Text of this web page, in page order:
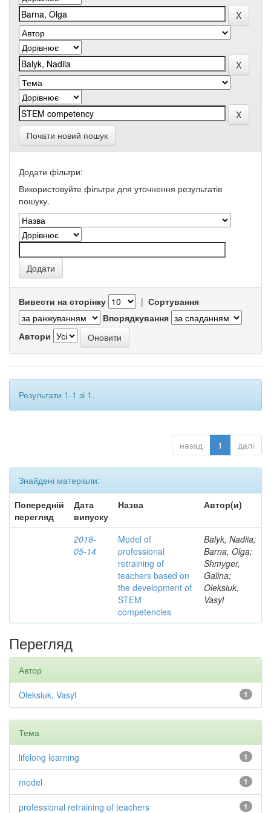
Почати новий пошук
Додати фільтри:
Використовуйте фільтри для уточнення результатів
пошуку.
Вивести на сторінку | Сортування
Впорядкування
Автори
Результати 1-1 зі 1.
назад 1 далі
Знайдені матеріали:
Попередній
перегляд
Дата
випуску
Назва Автор(и)
2018-
05-14
Model of
professional
retraining of
teachers based on
the development of
STEM
competencies
Balyk, Nadiia;
Barna, Olga;
Shmyger,
Galina;
Oleksiuk,
Vasyl
Перегляд
Автор
1
Oleksiuk, Vasyl
Тема
1
lifelong learning
1
model
1
professional retraining of teachers